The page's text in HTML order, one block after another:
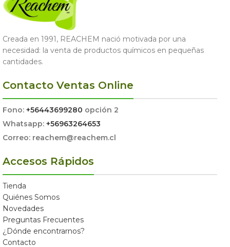
Creada en 1991, REACHEM nació motivada por una
necesidad: la venta de productos químicos en pequeñas
cantidades.
Contacto Ventas Online
Fono: +56443699280 opción 2
Whatsapp: +56963264653
Correo: reachem@reachem.cl
Accesos Rápidos
Tienda
Quiénes Somos
Novedades
Preguntas Frecuentes
¿Dónde encontrarnos?
Contacto